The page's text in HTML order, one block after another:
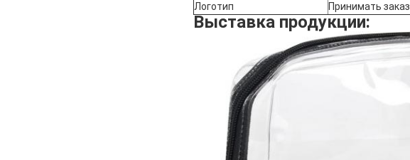
Логотип
Принимать заказ
Выставка продукции: